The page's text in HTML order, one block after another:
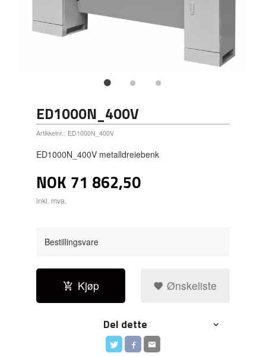
ED1000N_400V
Artikkelnr.: ED1000N_400V
ED1000N_400V metalldreiebenk
NOK 71 862,50
inkl. mva.
Bestillingsvare
Kjøp Ønskeliste
Del dette